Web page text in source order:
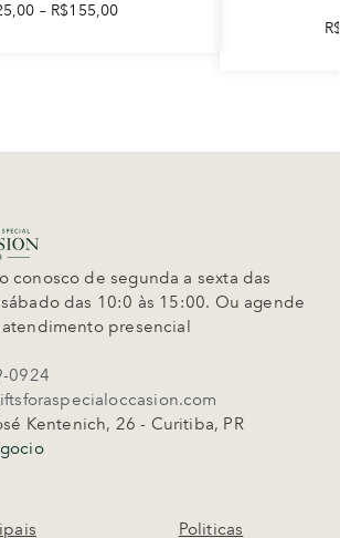
– R$155,00
conosco de segunda a sexta das
das 10:0 às 15:00. Ou agende
presencial
0924
Kentenich, 26 - Curitiba, PR
Politicas